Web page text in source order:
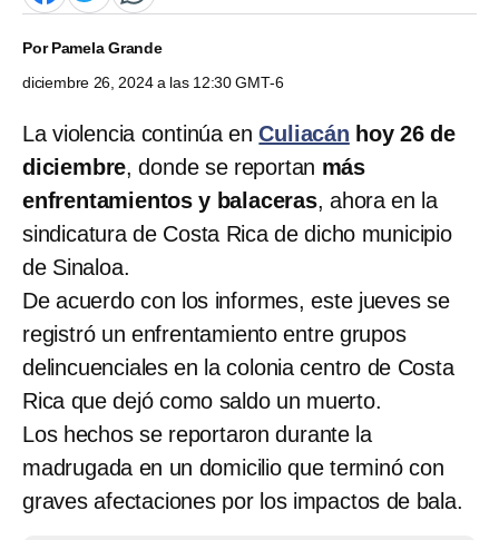
PorPamela Grande
diciembre 26, 2024 a las 12:30 GMT-6
La violencia continúa en Culiacán hoy 26 de
diciembre, donde se reportan más
enfrentamientos y balaceras, ahora en la
sindicatura de Costa Rica de dicho municipio
de Sinaloa.
De acuerdo con los informes, este jueves se
registró un enfrentamiento entre grupos
delincuenciales en la colonia centro de Costa
Rica que dejó como saldo un muerto.
Los hechos se reportaron durante la
madrugada en un domicilio que terminó con
graves afectaciones por los impactos de bala.